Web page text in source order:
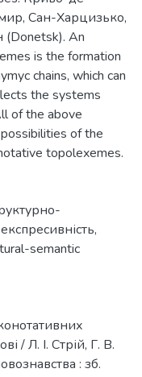
Сан-Харцизько,
(Donetsk). An
is the formation
chains, which can
the systems
of the above
of the
topolexemes.
експресивність,
semantic
/ Л. І. Стрій, Г. В.
: зб.